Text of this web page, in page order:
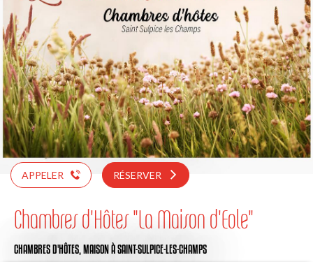
APPELER RÉSERVER
Chambres d'Hôtes "La Maison d'Eole"
CHAMBRES D'HÔTES, MAISONÀ SAINT-SULPICE-LES-CHAMPS